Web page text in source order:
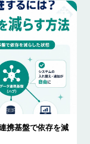
携基盤で依存を減